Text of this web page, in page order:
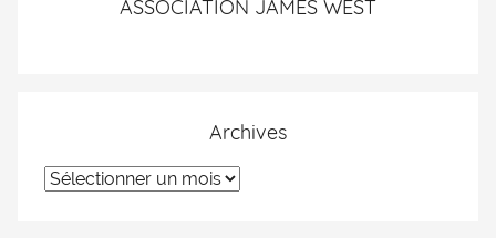
ASSOCIATION JAMES WEST
Archives